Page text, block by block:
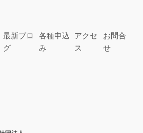
最新ブロ
グ
各種申込
み
アクセ
ス
お問合
せ